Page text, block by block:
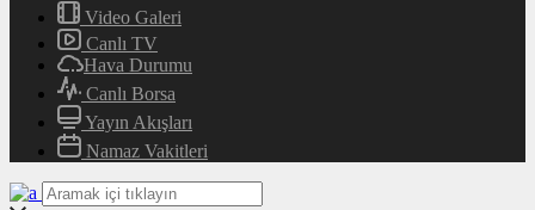
Video Galeri
Canlı TV
Hava Durumu
Canlı Borsa
Yayın Akışları
Namaz Vakitleri